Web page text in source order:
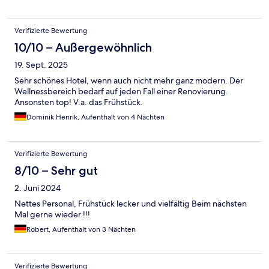
Verifizierte Bewertung
10/10 – Außergewöhnlich
19. Sept. 2025
Sehr schönes Hotel, wenn auch nicht mehr ganz modern. Der
Wellnessbereich bedarf auf jeden Fall einer Renovierung.
Ansonsten top! V.a. das Frühstück.
Dominik Henrik, Aufenthalt von 4 Nächten
Verifizierte Bewertung
8/10 – Sehr gut
2. Juni 2024
Nettes Personal, Frühstück lecker und vielfältig Beim nächsten
Mal gerne wieder !!!
Robert, Aufenthalt von 3 Nächten
Verifizierte Bewertung